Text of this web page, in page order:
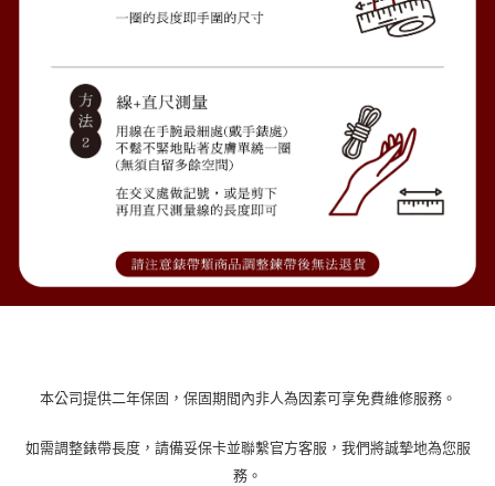
本公司提供二年保固，保固期間內非人為因素可享免費維修服務。
如需調整錶帶長度，請備妥保卡並聯繫官方客服，我們將誠摯地為您服
務。